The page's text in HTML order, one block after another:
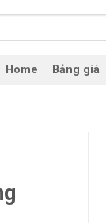
Home Bảng giá